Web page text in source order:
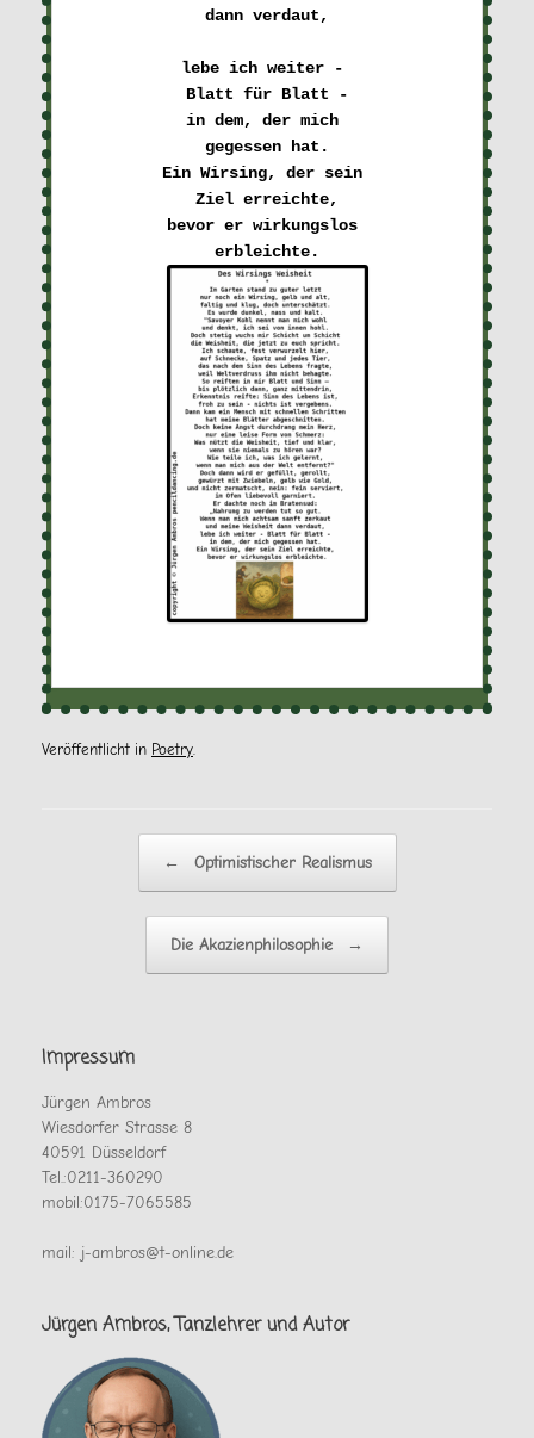
dann verdaut,
lebe ich weiter -
Blatt für Blatt -
in dem, der mich
gegessen hat.
Ein Wirsing, der sein
Ziel erreichte,
bevor er wirkungslos
Veröffentlicht in Poetry
← Optimistischer Realismus
Die Akazienphilosophie →
Impressum
Jürgen Ambros
Wiesdorfer Strasse 8
40591 Düsseldorf
Tel.:0211-360290
mobil:0175-7065585
mail: j-ambros@t-online.de
Jürgen Ambros, Tanzlehrer und Autor